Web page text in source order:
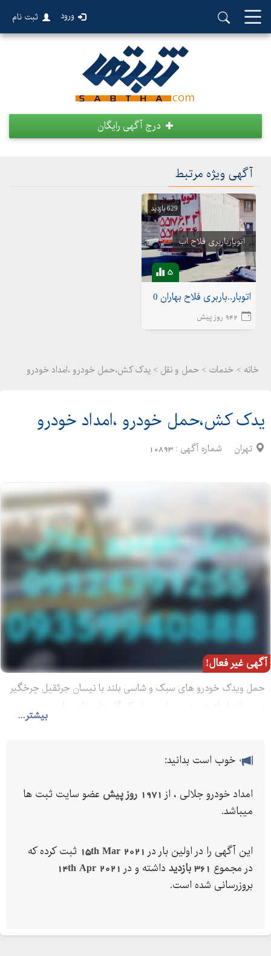
ورود ثبت نام
درج آگهی رایگان
آگهی ویژه مرتبط
629 بازدید
اتوبارباربری فلاح اب
5
اتوبار..باربری فلاح بهاران 02155175020اتوبار شهرک ولیعصر
942 روز پیش
خانه > خدمات > حمل و نقل > یدک کش،حمل خودرو ،امداد خودرو
یدک کش،حمل خودرو ،امداد خودرو
تهران شماره آگهی : 10893
آگهی غیر فعال!
بیشتر...
حمل ویدک خودرو های سبک و شاسی بلند با نیسان جرثقیل چرخگیر
در منطقه اسلامشهر نسیم شهر و شهرک گلستان جاده ساوه
خوب است بدانید:
امداد خودرو جلالی ، از 1971 روز پیش
عضو سایت ثبت ها
میباشد.
این آگهی را در اولین بار در 15th Mar 2021 ثبت کرده که
در مجموع 361 بازدید داشته و در 14th Apr 2021
بروزرسانی شده است.